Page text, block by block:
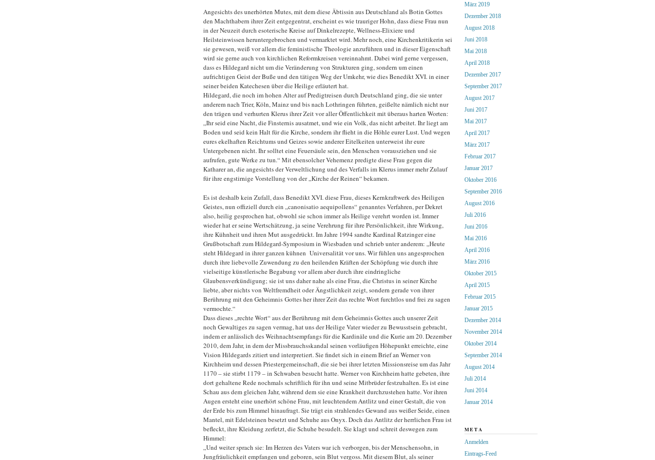
Angesichts des unerhörten Mutes, mit dem diese Äbtissin aus Deutschland als Botin Gottes
den Machthabern ihrer Zeit entgegentrat, erscheint es wie trauriger Hohn, dass diese Frau nun
in der Neuzeit durch esoterische Kreise auf Dinkelrezepte, Wellness-Elixiere und
Heilsteinwissen heruntergebrochen und vermarktet wird. Mehr noch, eine Kirchenkritikerin sei
sie gewesen, weiß vor allem die feministische Theologie anzuführen und in dieser Eigenschaft
wird sie gerne auch von kirchlichen Reformkreisen vereinnahmt. Dabei wird gerne vergessen,
dass es Hildegard nicht um die Veränderung von Strukturen ging, sondern um einen
aufrichtigen Geist der Buße und den tätigen Weg der Umkehr, wie dies Benedikt XVI. in einer
seiner beiden Katechesen über die Heilige erläutert hat.
Hildegard, die noch im hohen Alter auf Predigtreisen durch Deutschland ging, die sie unter
anderem nach Trier, Köln, Mainz und bis nach Lothringen führten, geißelte nämlich nicht nur
den trägen und verhurten Klerus ihrer Zeit vor aller Öffentlichkeit mit überaus harten Worten:
„Ihr seid eine Nacht, die Finsternis ausatmet, und wie ein Volk, das nicht arbeitet. Ihr liegt am
Boden und seid kein Halt für die Kirche, sondern ihr flieht in die Höhle eurer Lust. Und wegen
eures ekelhaften Reichtums und Geizes sowie anderer Eitelkeiten unterweist ihr eure
Untergebenen nicht. Ihr solltet eine Feuersäule sein, den Menschen vorausziehen und sie
aufrufen, gute Werke zu tun.“ Mit ebensolcher Vehemenz predigte diese Frau gegen die
Katharer an, die angesichts der Verweltlichung und des Verfalls im Klerus immer mehr Zulauf
für ihre engstirnige Vorstellung von der „Kirche der Reinen“ bekamen.
Es ist deshalb kein Zufall, dass Benedikt XVI. diese Frau, dieses Kernkraftwerk des Heiligen
Geistes, nun offiziell durch ein „canonisatio aequipollens“ genanntes Verfahren, per Dekret
also, heilig gesprochen hat, obwohl sie schon immer als Heilige verehrt worden ist. Immer
wieder hat er seine Wertschätzung, ja seine Verehrung für ihre Persönlichkeit, ihre Wirkung,
ihre Kühnheit und ihren Mut ausgedrückt. Im Jahre 1994 sandte Kardinal Ratzinger eine
Grußbotschaft zum Hildegard-Symposium in Wiesbaden und schrieb unter anderem: „Heute
steht Hildegard in ihrer ganzen kühnen Universalität vor uns. Wir fühlen uns angesprochen
durch ihre liebevolle Zuwendung zu den heilenden Kräften der Schöpfung wie durch ihre
vielseitige künstlerische Begabung vor allem aber durch ihre eindringliche
Glaubensverkündigung; sie ist uns daher nahe als eine Frau, die Christus in seiner Kirche
liebte, aber nichts von Weltfremdheit oder Ängstlichkeit zeigt, sondern gerade von ihrer
Berührung mit den Geheimnis Gottes her ihrer Zeit das rechte Wort furchtlos und frei zu sagen
vermochte.“
Dass dieses „rechte Wort“ aus der Berührung mit dem Geheimnis Gottes auch unserer Zeit
noch Gewaltiges zu sagen vermag, hat uns der Heilige Vater wieder zu Bewusstsein gebracht,
indem er anlässlich des Weihnachtsempfangs für die Kardinäle und die Kurie am 20. Dezember
2010, dem Jahr, in dem der Missbrauchsskandal seinen vorläufigen Höhepunkt erreichte, eine
Vision Hildegards zitiert und interpretiert. Sie findet sich in einem Brief an Werner von
Kirchheim und dessen Priestergemeinschaft, die sie bei ihrer letzten Missionsreise um das Jahr
1170 – sie stirbt 1179 – in Schwaben besucht hatte. Werner von Kirchheim hatte gebeten, ihre
dort gehaltene Rede nochmals schriftlich für ihn und seine Mitbrüder festzuhalten. Es ist eine
Schau aus dem gleichen Jahr, während dem sie eine Krankheit durchzustehen hatte. Vor ihren
Augen ersteht eine unerhört schöne Frau, mit leuchtendem Antlitz und einer Gestalt, die von
der Erde bis zum Himmel hinaufragt. Sie trägt ein strahlendes Gewand aus weißer Seide, einen
Mantel, mit Edelsteinen besetzt und Schuhe aus Onyx. Doch das Antlitz der herrlichen Frau ist
befleckt, ihre Kleidung zerfetzt, die Schuhe besudelt. Sie klagt und schreit deswegen zum
Himmel:
„Und weiter sprach sie: Im Herzen des Vaters war ich verborgen, bis der Menschensohn, in
Jungfräulichkeit empfangen und geboren, sein Blut vergoss. Mit diesem Blut, als seiner
März 2019
Dezember 2018
August 2018
Juni 2018
Mai 2018
April 2018
Dezember 2017
September 2017
August 2017
Juni 2017
Mai 2017
April 2017
März 2017
Februar 2017
Januar 2017
Oktober 2016
September 2016
August 2016
Juli 2016
Juni 2016
Mai 2016
April 2016
März 2016
Oktober 2015
April 2015
Februar 2015
Januar 2015
Dezember 2014
November 2014
Oktober 2014
September 2014
August 2014
Juli 2014
Juni 2014
Januar 2014
META
Anmelden
Eintrags-Feed